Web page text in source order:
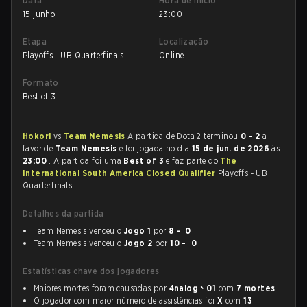
15 junho
23:00
Etapa
Playoffs - UB Quarterfinals
Localização
Online
Formato
Best of 3
Hokori vs Team NemesisA partida de Dota 2 terminou 0 - 2 a
favor de Team Nemesis e foi jogada no dia 15 de jun. de 2026às
23:00 . A partida foi uma Best of 3e faz parte do The
International South America Closed Qualifier Playoffs - UB
Quarterfinals.
Detalhes da partida
Team Nemesis venceu o Jogo 1 por 8 - 0
Team Nemesis venceu o Jogo 2 por10 - 0
Estatísticas chave dos jogadores
Maiores mortes foram causadas por 4nalog丶01 com 7 mortes.
O jogador com maior número de assistências foi X com13